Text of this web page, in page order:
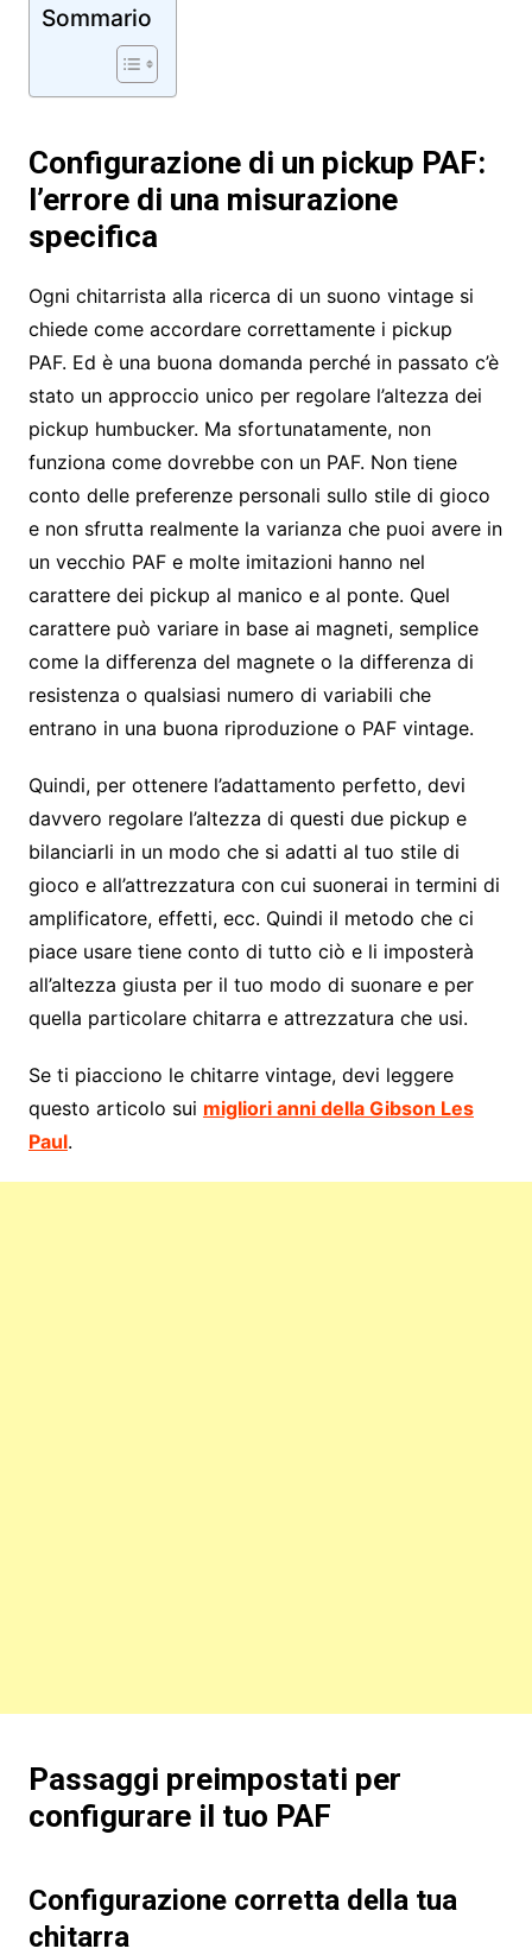
Sommario
Configurazione di un pickup PAF:
l’errore di una misurazione
specifica
Ogni chitarrista alla ricerca di un suono vintage si
chiede come accordare correttamente i pickup
PAF. Ed è una buona domanda perché in passato c’è
stato un approccio unico per regolare l’altezza dei
pickup humbucker. Ma sfortunatamente, non
funziona come dovrebbe con un PAF. Non tiene
conto delle preferenze personali sullo stile di gioco
e non sfrutta realmente la varianza che puoi avere in
un vecchio PAF e molte imitazioni hanno nel
carattere dei pickup al manico e al ponte. Quel
carattere può variare in base ai magneti, semplice
come la differenza del magnete o la differenza di
resistenza o qualsiasi numero di variabili che
entrano in una buona riproduzione o PAF vintage.
Quindi, per ottenere l’adattamento perfetto, devi
davvero regolare l’altezza di questi due pickup e
bilanciarli in un modo che si adatti al tuo stile di
gioco e all’attrezzatura con cui suonerai in termini di
amplificatore, effetti, ecc. Quindi il metodo che ci
piace usare tiene conto di tutto ciò e li imposterà
all’altezza giusta per il tuo modo di suonare e per
quella particolare chitarra e attrezzatura che usi.
Se ti piacciono le chitarre vintage, devi leggere
questo articolo sui migliori anni della Gibson Les
Paul.
Passaggi preimpostati per
configurare il tuo PAF
Configurazione corretta della tua
chitarra